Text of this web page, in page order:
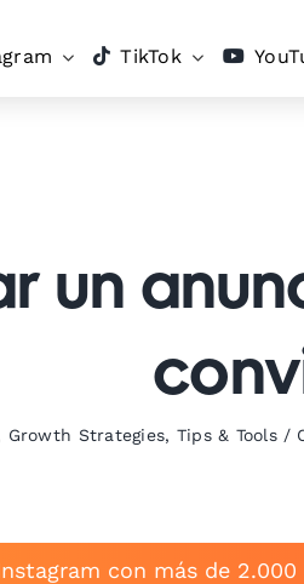
TikTok
un
Growth Strategies, Tips & Tools /
con más de